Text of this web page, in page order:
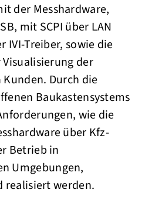
der Messhardware,
mit SCPI über LAN
IVI-Treiber, sowie die
der
Durch die
Baukastensystems
wie die
über Kfz-
Betrieb in
Umgebungen,
realisiert werden.